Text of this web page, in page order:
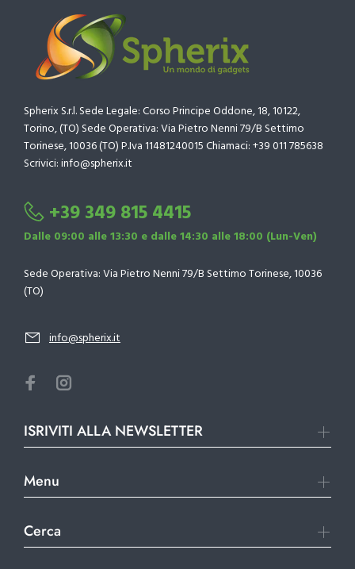
Spherix S.r.l. Sede Legale: Corso Principe Oddone, 18, 10122,
Torino, (TO) Sede Operativa: Via Pietro Nenni 79/B Settimo
Torinese, 10036 (TO) P.Iva 11481240015 Chiamaci: +39 011 785638
Scrivici: info@spherix.it
+39 349 815 4415
Dalle 09:00 alle 13:30 e dalle 14:30 alle 18:00 (Lun-Ven)
Sede Operativa: Via Pietro Nenni 79/B Settimo Torinese, 10036
(TO)
info@spherix.it
ISRIVITI ALLA NEWSLETTER
Menu
Cerca